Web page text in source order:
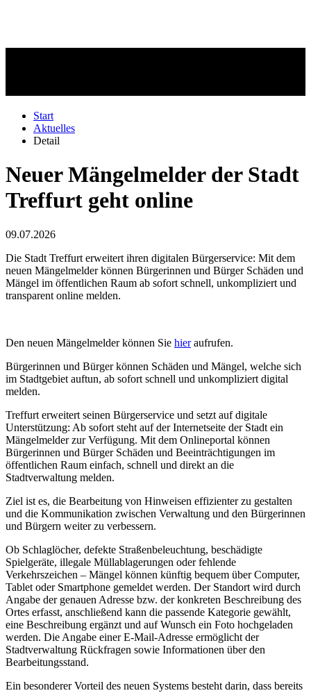
Start
Aktuelles
Detail
Neuer Mängelmelder der Stadt
Treffurt geht online
09.07.2026
Die Stadt Treffurt erweitert ihren digitalen Bürgerservice: Mit dem
neuen Mängelmelder können Bürgerinnen und Bürger Schäden und
Mängel im öffentlichen Raum ab sofort schnell, unkompliziert und
transparent online melden.
Den neuen Mängelmelder können Sie hieraufrufen.
Bürgerinnen und Bürger können Schäden und Mängel, welche sich
im Stadtgebiet auftun, ab sofort schnell und unkompliziert digital
melden.
Treffurt erweitert seinen Bürgerservice und setzt auf digitale
Unterstützung: Ab sofort steht auf der Internetseite der Stadt ein
Mängelmelder zur Verfügung. Mit dem Onlineportal können
Bürgerinnen und Bürger Schäden und Beeinträchtigungen im
öffentlichen Raum einfach, schnell und direkt an die
Stadtverwaltung melden.
Ziel ist es, die Bearbeitung von Hinweisen effizienter zu gestalten
und die Kommunikation zwischen Verwaltung und den Bürgerinnen
und Bürgern weiter zu verbessern.
Ob Schlaglöcher, defekte Straßenbeleuchtung, beschädigte
Spielgeräte, illegale Müllablagerungen oder fehlende
Verkehrszeichen – Mängel können künftig bequem über Computer,
Tablet oder Smartphone gemeldet werden. Der Standort wird durch
Angabe der genauen Adresse bzw. der konkreten Beschreibung des
Ortes erfasst, anschließend kann die passende Kategorie gewählt,
eine Beschreibung ergänzt und auf Wunsch ein Foto hochgeladen
werden. Die Angabe einer E-Mail-Adresse ermöglicht der
Stadtverwaltung Rückfragen sowie Informationen über den
Bearbeitungsstand.
Ein besonderer Vorteil des neuen Systems besteht darin, dass bereits